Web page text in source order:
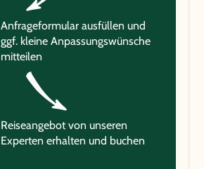
Anfrageformular ausfüllen und
ggf. kleine Anpassungswünsche
mitteilen
Reiseangebot von unseren
Experten erhalten und buchen